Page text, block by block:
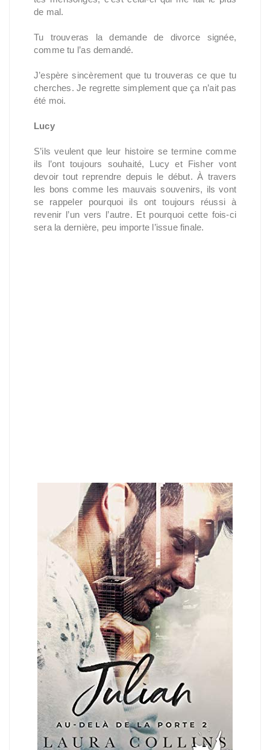
de mal.
Tu trouveras la demande de divorce signée,
comme tu l’as demandé.
J’espère sincèrement que tu trouveras ce que tu
cherches. Je regrette simplement que ça n’ait pas
été moi.
Lucy
S’ils veulent que leur histoire se termine comme
ils l’ont toujours souhaité, Lucy et Fisher vont
devoir tout reprendre depuis le début. À travers
les bons comme les mauvais souvenirs, ils vont
se rappeler pourquoi ils ont toujours réussi à
revenir l’un vers l’autre. Et pourquoi cette fois-ci
sera la dernière, peu importe l’issue finale.